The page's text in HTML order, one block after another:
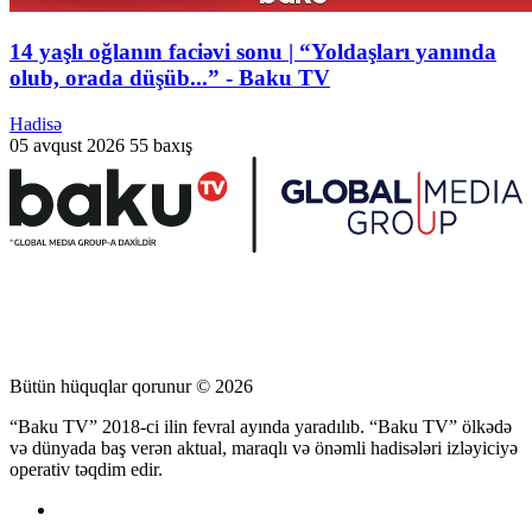
14 yaşlı oğlanın faciəvi sonu | “Yoldaşları yanında
olub, orada düşüb...” - Baku TV
Hadisə
05 avqust 2026 55 baxış
Bütün hüquqlar qorunur © 2026
“Baku TV” 2018-ci ilin fevral ayında yaradılıb. “Baku TV” ölkədə
və dünyada baş verən aktual, maraqlı və önəmli hadisələri izləyiciyə
operativ təqdim edir.